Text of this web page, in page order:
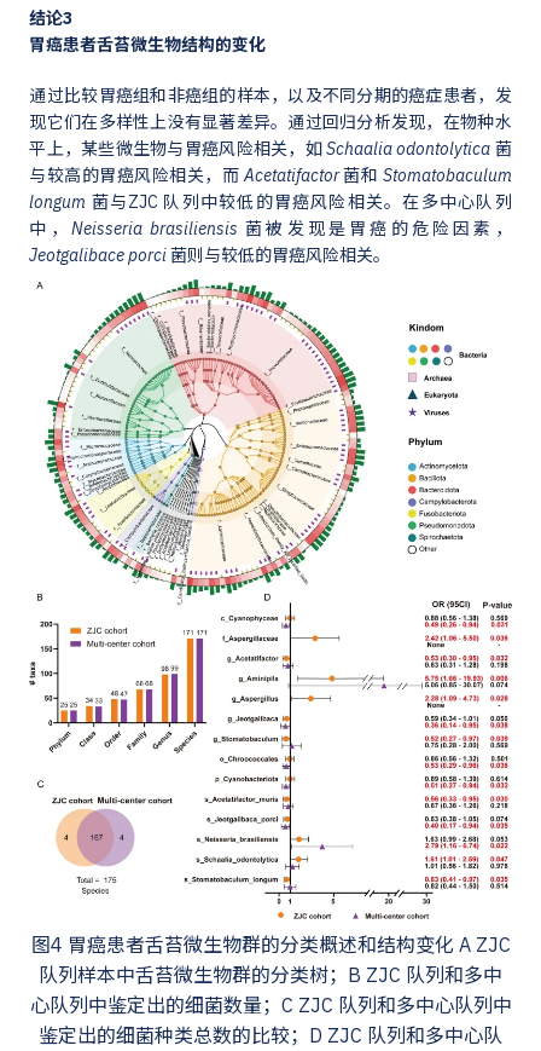
结论3
胃癌患者舌苔微生物结构的变化
通过比较胃癌组和非癌组的样本，以及不同分期的癌症患者，发
现它们在多样性上没有显著差异。通过回归分析发现，在物种水
平上，某些微生物与胃癌风险相关，如Schaalia odontolytica 菌
与较高的胃癌风险相关，而Acetatifactor菌和 Stomatobaculum
longum 菌与ZJC 队列中较低的胃癌风险相关。在多中心队列
中， Neisseria brasiliensis 菌被发现是胃癌的危险因素，
Jeotgalibace porci菌则与较低的胃癌风险相关。
图4 胃癌患者舌苔微生物群的分类概述和结构变化 A ZJC
队列样本中舌苔微生物群的分类树；B ZJC 队列和多中
心队列中鉴定出的细菌数量；C ZJC 队列和多中心队列中
鉴定出的细菌种类总数的比较；D ZJC 队列和多中心队